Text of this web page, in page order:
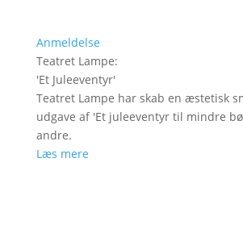
Anmeldelse
Teatret Lampe:
'Et Juleeventyr'
Teatret Lampe har skab en æstetisk
udgave af 'Et juleeventyr til mindre
andre.
Læs mere